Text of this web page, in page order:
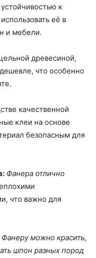
к
её в
и мебели.
древесиной,
что особенно
качественной
клеи на основе
безопасным для
Фанера отлично
что важно для
Фанеру можно красить,
шпон разных пород